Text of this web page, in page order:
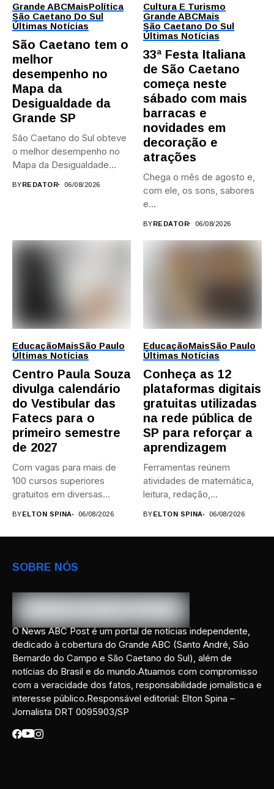
Grande ABCMaisPolítica
São Caetano Do Sul
Últimas Notícias
São Caetano tem o
melhor
desempenho no
Mapa da
Desigualdade da
Grande SP
São Caetano do Sul obteve
o melhor desempenho no
Mapa da Desigualdade...
BYREDATOR 06/08/2026
Cultura E Turismo
Grande ABCMais
São Caetano Do Sul
Últimas Notícias
33ª Festa Italiana
de São Caetano
começa neste
sábado com mais
barracas e
novidades em
decoração e
atrações
Chega o mês de agosto e,
com ele, os sons, sabores
e...
BYREDATOR 06/08/2026
EducaçãoMaisSão Paulo
Últimas Notícias
Centro Paula Souza
divulga calendário
do Vestibular das
Fatecs para o
primeiro semestre
de 2027
Com vagas para mais de
100 cursos superiores
gratuitos em diversas
BYELTON SPINA 06/08/2026
EducaçãoMaisSão Paulo
Últimas Notícias
Conheça as 12
plataformas digitais
gratuitas utilizadas
na rede pública de
SP para reforçar a
aprendizagem
Ferramentas reúnem
atividades de matemática,
leitura, redação,
BYELTON SPINA 06/08/2026
SOBRE NÓS
O News ABC Post é um portal de notícias independente,
dedicado à cobertura do Grande ABC (Santo André, São
Bernardo do Campo e São Caetano do Sul), além de
notícias do Brasil e do mundo.Atuamos com compromisso
com a veracidade dos fatos, responsabilidade jornalística e
interesse público.Responsável editorial: Elton Spina –
Jornalista DRT 0095903/SP